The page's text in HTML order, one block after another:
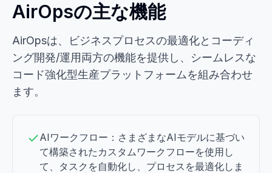
AirOpsの主な機能
AirOpsは、ビジネスプロセスの最適化とコーディ
ング開発/運用両方の機能を提供し、シームレスな
コード強化型生産プラットフォームを組み合わせ
ます。
AIワークフロー：さまざまなAIモデルに基づい
て構築されたカスタムワークフローを使用し
て、タスクを自動化し、プロセスを最適化しま